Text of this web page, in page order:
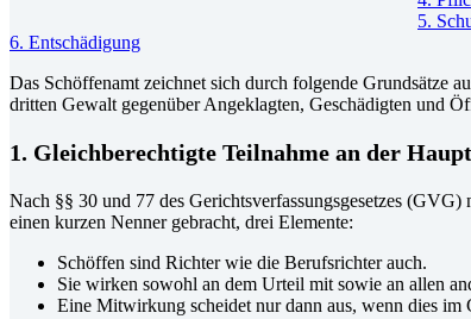
5.
6. Entschädigung
Das Schöffenamt zeichnet sich durch folgende Grundsätze
dritten Gewalt gegenüber Angeklagten, Geschädigten und
1. Gleichberechtigte Teilnahme an der
Nach §§ 30 und 77 des Gerichtsverfassungsgesetzes
einen kurzen Nenner gebracht, drei Elemente:
Schöffen sind Richter wie die Berufsrichter auch.
Sie wirken sowohl an dem Urteil mit sowie an allen
Eine Mitwirkung scheidet nur dann aus, wenn dies im